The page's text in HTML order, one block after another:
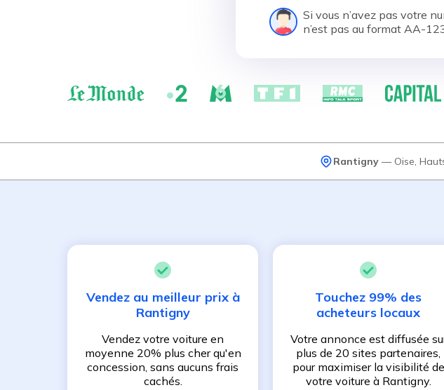
Si vous n’avez pas votre
n’est pas au format AA-
Rantigny— Oise
Vendez au meilleur prix à
Rantigny
Vendez votre voiture en
moyenne 20% plus cher qu'en
concession, sans aucuns frais
cachés.
Touchez 99% des
acheteurs locaux
Votre annonce est diffusée
plus de 20 sites partenaires,
pour maximiser la visibilité de
votre voiture à Rantigny.